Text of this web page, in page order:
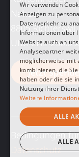
Nahuel
8805
UID: CHE-
Jetzt
Bedingungen
Datenschutz
Wir verwenden
Anzeigen zu
Datenverkehr zu
Informationen über
Website auch an
Analysepartner
möglicherweise mit
kombinieren, die
haben oder die sie
Nutzung ihrer
Weitere
ALLE
ALLE